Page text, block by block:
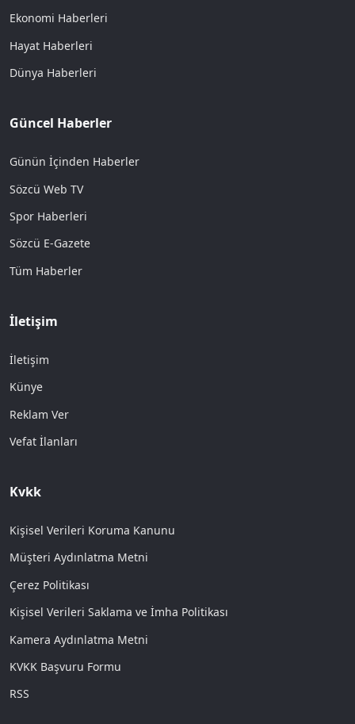
Ekonomi Haberleri
Hayat Haberleri
Dünya Haberleri
Güncel Haberler
Günün İçinden Haberler
Sözcü Web TV
Spor Haberleri
Sözcü E-Gazete
Tüm Haberler
İletişim
İletişim
Künye
Reklam Ver
Vefat İlanları
Kvkk
Kişisel Verileri Koruma Kanunu
Müşteri Aydınlatma Metni
Çerez Politikası
Kişisel Verileri Saklama ve İmha Politikası
Kamera Aydınlatma Metni
KVKK Başvuru Formu
RSS